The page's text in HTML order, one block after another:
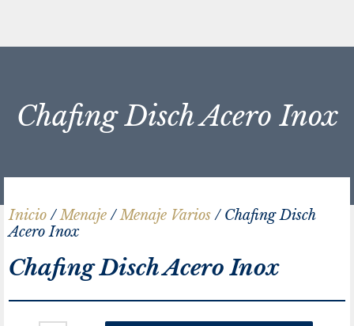
Chafing Disch Acero Inox
Inicio/Menaje/Menaje Varios/ Chafing Disch
Acero Inox
Chafing Disch Acero Inox